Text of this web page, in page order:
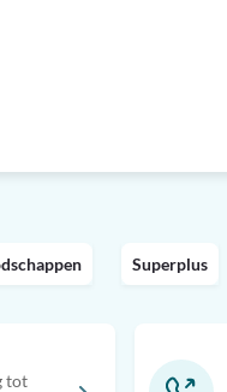
Superplus
tot